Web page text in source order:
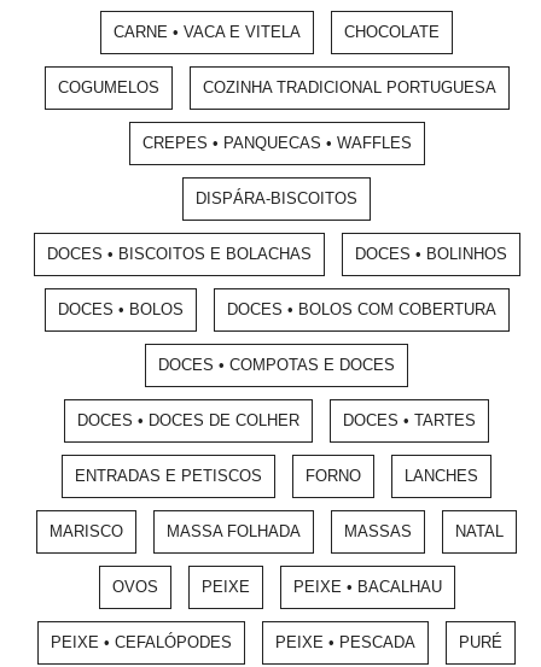
CARNE • VACA E VITELA CHOCOLATE
COGUMELOS COZINHA TRADICIONAL PORTUGUESA
CREPES • PANQUECAS • WAFFLES
DISPÁRA-BISCOITOS
DOCES • BISCOITOS E BOLACHAS DOCES • BOLINHOS
DOCES • BOLOS DOCES • BOLOS COM COBERTURA
DOCES • COMPOTAS E DOCES
DOCES • DOCES DE COLHER DOCES • TARTES
ENTRADAS E PETISCOS FORNO LANCHES
MARISCO MASSA FOLHADA MASSAS NATAL
OVOS PEIXE PEIXE • BACALHAU
PEIXE • CEFALÓPODES PEIXE • PESCADA PURÉ